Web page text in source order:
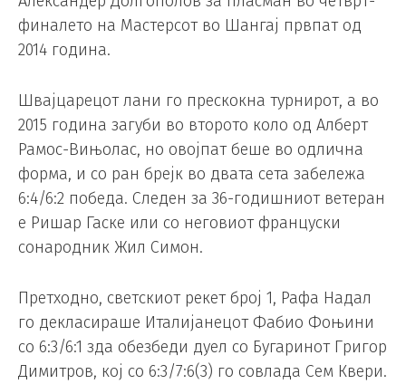
финалето на Мастерсот во Шангај првпат од
2014 година.
Швајцарецот лани го прескокна турнирот, а во
2015 година загуби во второто коло од Алберт
Рамос-Вињолас, но овојпат беше во одлична
форма, и со ран брејк во двата сета забележа
6:4/6:2 победа. Следен за 36-годишниот ветеран
е Ришар Гаске или со неговиот француски
сонародник Жил Симон.
Претходно, светскиот рекет број 1, Рафа Надал
го декласираше Италијанецот Фабио Фоњини
со 6:3/6:1 зда обезбеди дуел со Бугаринот Григор
Димитров, кој со 6:3/7:6(3) го совлада Сем Квери.